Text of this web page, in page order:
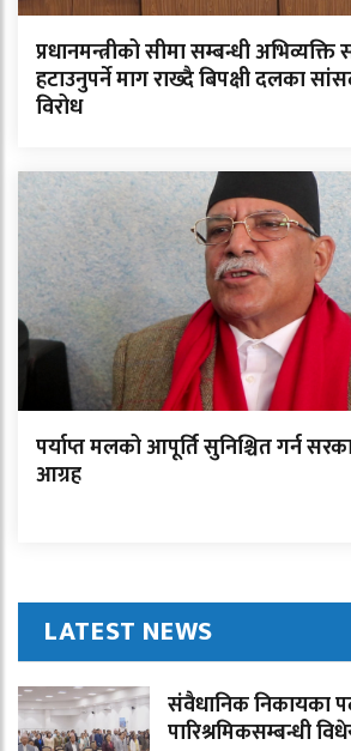
प्रधानमन्त्रीको सीमा सम्बन्धी
हटाउनुपर्ने माग राख्दै बिपक्षी दलका
विरोध
पर्याप्त मलको आपूर्ति सुनिश्चित गर्न
आग्रह
LATEST NEWS
संवैधानिक निकायका
पारिश्रमिकसम्बन्धी